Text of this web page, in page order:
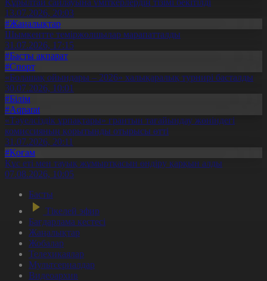
13.07.2026, 20:03
#Жаңалықтар
Шымкентте теміржолшылар марапатталды
31.07.2026, 17:15
#Басты ақпарат
#Спорт
«Болашақ ойындары – 2026» халықаралық турнирі басталды
30.07.2026, 10:01
#Білім
#Aqparat
«Тәуелсіздік ұрпақтары» грантын тағайындау жөніндегі
комиссияның қорытынды отырысы өтті
31.07.2026, 20:11
#Қоғам
Құс еті мен тауық жұмыртқасын өндіру қарқын алды
07.08.2026, 10:05
Басты
Тікелей эфир
Бағдарлама кестесі
Жаңалықтар
Жобалар
Телехикаялар
Мультсериалдар
Видеоархив